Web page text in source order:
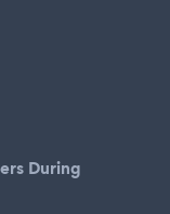
During